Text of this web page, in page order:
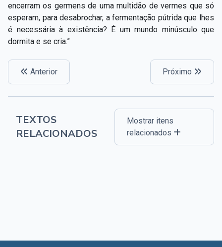
encerram os germens de uma multidão de vermes que só
esperam, para desabrochar, a fermentação pútrida que lhes
é necessária à existência? É um mundo minúsculo que
dormita e se cria.”
Anterior Próximo
TEXTOS
RELACIONADOS
Mostrar itens
relacionados